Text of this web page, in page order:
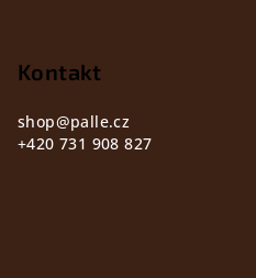
Kontakt
shop@palle.cz
+420 731 908 827